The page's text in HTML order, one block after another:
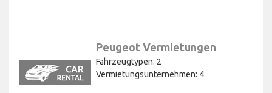
Peugeot Vermietungen
Fahrzeugtypen: 2
Vermietungsunternehmen: 4